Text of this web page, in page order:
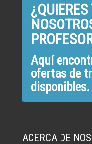
Aquí
ofertas de
disponibles.
ACERCA DE